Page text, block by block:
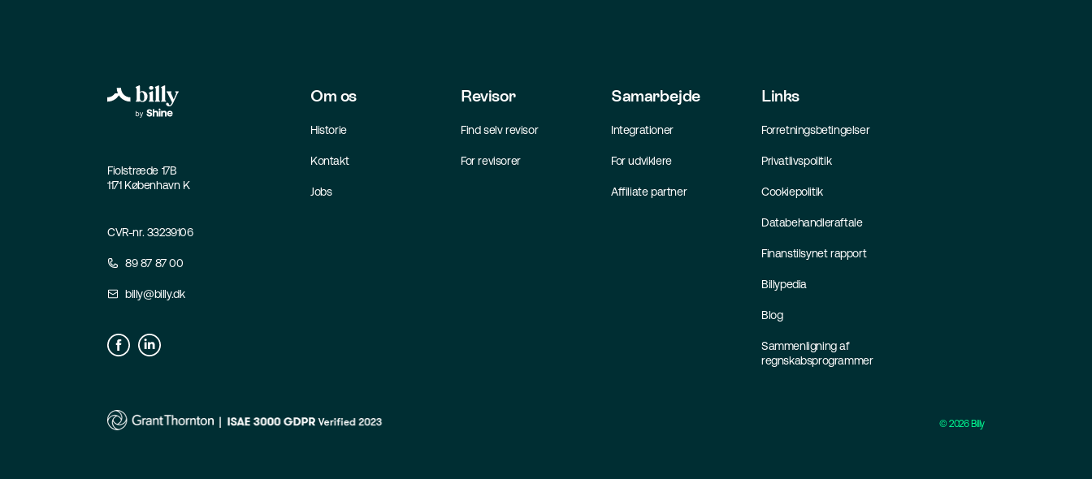
Fiolstræde 17B
1171 København K
CVR-nr. 33239106
89 87 87 00
billy@billy.dk
Om os
Historie
Kontakt
Jobs
Revisor
Find selv revisor
For revisorer
Samarbejde
Integrationer
For udviklere
Affiliate partner
Links
Forretningsbetingelser
Privatlivspolitik
Cookiepolitik
Databehandleraftale
Finanstilsynet rapport
Billypedia
Blog
Sammenligning af
regnskabsprogrammer
©2026Billy